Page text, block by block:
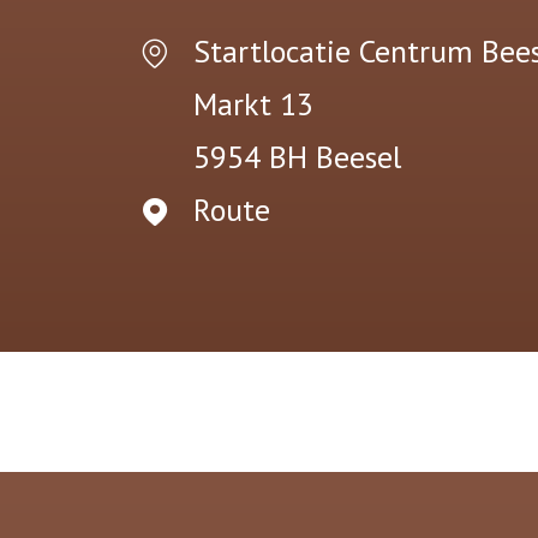
Startlocatie Centrum
Markt 13
5954 BH Beesel
Route